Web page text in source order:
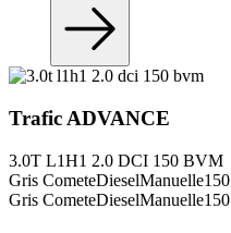
Trafic ADVANCE
3.0T L1H1 2.0 DCI 150 BVM
Gris CometeDieselManuelle150
Gris CometeDieselManuelle150